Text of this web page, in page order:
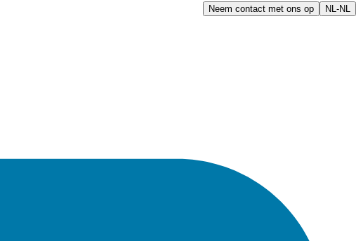
Neem contact met ons op NL-NL